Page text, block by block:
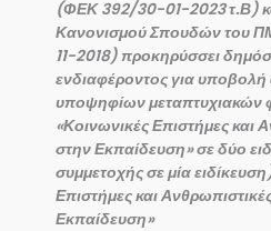
(ΦΕΚ 392/30-01-2023 τ.Β)
Κανονισμού Σπουδών του
11-2018) προκηρύσσει
ενδιαφέροντος για
υποψηφίων μεταπτυχιακών
«Κοινωνικές Επιστήμες και
στην Εκπαίδευση» σε δύο
συμμετοχής σε μία
Επιστήμες και
Εκπαίδευση»